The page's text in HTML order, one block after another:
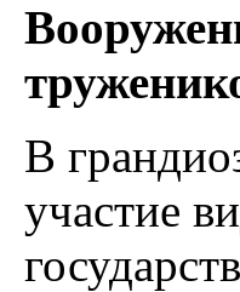
В
участие